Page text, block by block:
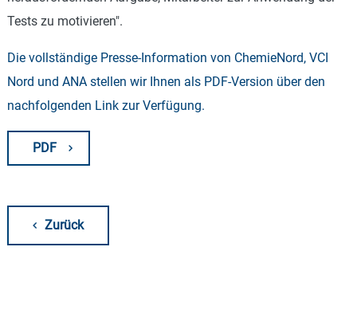
Tests zu motivieren".
Die vollständige Presse-Information von ChemieNord, VCI
Nord und ANA stellen wir Ihnen als PDF-Version über den
nachfolgenden Link zur Verfügung.
PDF
Zurück